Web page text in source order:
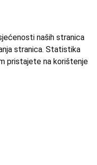
naših stranica
stranica. Statistika
pristajete na korištenje